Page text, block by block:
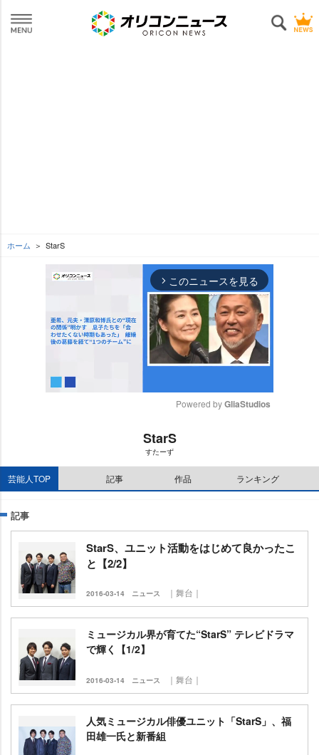
ホーム StarS
arrow_forward_ios このニュースを見る
Powered by GliaStudios
StarS
すたーず
芸能人TOP 記事 作品 ランキング
記事
StarS、ユニット活動をはじめて良かったこ
と【2/2】
2016-03-14 ニュース ｜舞台｜
ミュージカル界が育てた“StarS” テレビドラマ
で輝く【1/2】
2016-03-14 ニュース ｜舞台｜
人気ミュージカル俳優ユニット「StarS」、福
田雄一氏と新番組